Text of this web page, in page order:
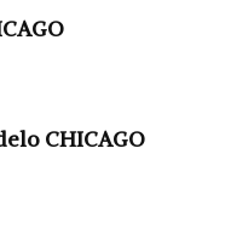
CHICAGO